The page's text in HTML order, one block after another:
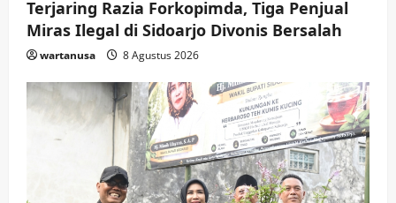
Terjaring Razia Forkopimda, Tiga Penjual
Miras Ilegal di Sidoarjo Divonis Bersalah
wartanusa 8 Agustus 2026